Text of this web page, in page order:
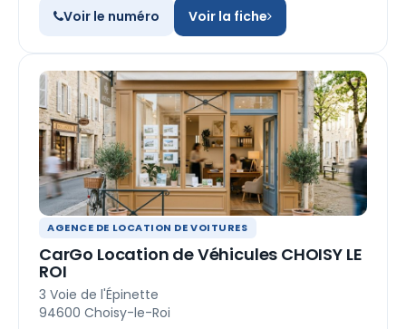
Voir le numéro Voir la fiche
AGENCE DE LOCATION DE VOITURES
CarGo Location de Véhicules CHOISY LE
ROI
3 Voie de l'Épinette
94600 Choisy-le-Roi